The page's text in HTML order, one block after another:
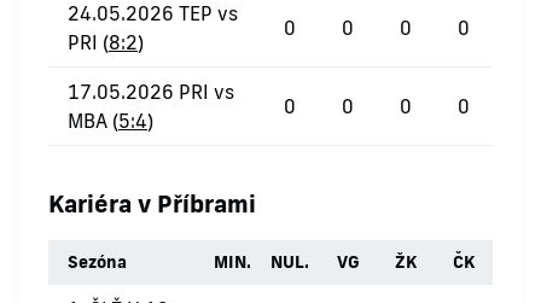
24.05.2026 TEP vs
PRI (8:2)
0 0 0 0
17.05.2026 PRI vs
MBA (5:4)
0 0 0 0
Kariéra v Příbrami
Sezóna MIN. NUL. VG ŽK ČK